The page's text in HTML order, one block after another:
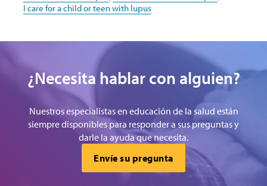
I care for a child or teen with lupus
¿Necesita hablar con alguien?
Nuestros especialistas en educación de la salud están
siempre disponibles para responder a sus preguntas y
darle la ayuda que necesita.
Envíe su pregunta